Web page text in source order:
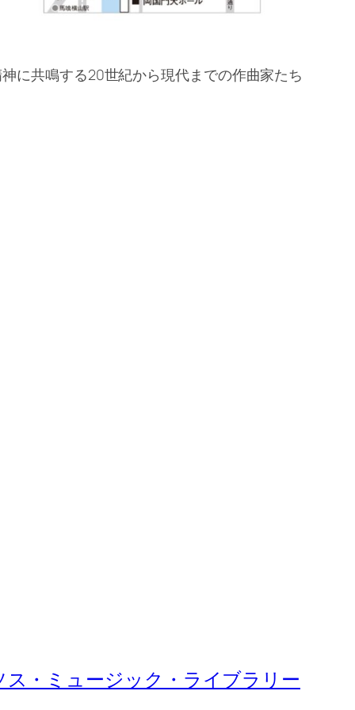
に共鳴する20世紀から現代までの作曲家たち
・ミュージック・ライブラリー